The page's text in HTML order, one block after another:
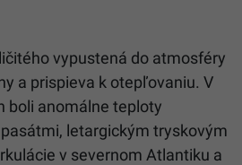
vypustená do atmosféry
a prispieva k otepľovaniu. V
boli anomálne teploty
letargickým tryskovým
v severnom Atlantiku a